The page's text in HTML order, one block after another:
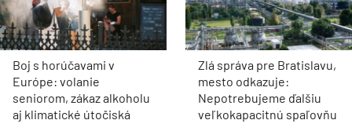
Boj s horúčavami v
Európe: volanie
seniorom, zákaz alkoholu
aj klimatické útočiská
Zlá správa pre Bratislavu,
mesto odkazuje:
Nepotrebujeme ďalšiu
veľkokapacitnú spaľovňu